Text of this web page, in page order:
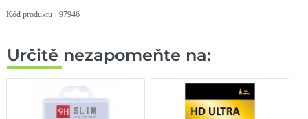
Kód produktu 97946
Určitě nezapomeňte na: